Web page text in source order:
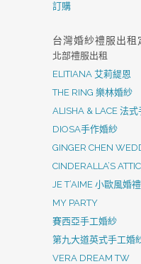
訂購
台灣婚紗禮服出租
北部禮服出租
ELITIANA 艾莉緹恩
THE RING 樂林婚紗
ALISHA & LACE 法
DIOSA手作婚紗
GINGER CHEN
CINDERALLA’S
JE T’AIME 小歐風婚
MY PARTY
賽西亞手工婚紗
第九大道英式手工婚
VERA DREAM TW